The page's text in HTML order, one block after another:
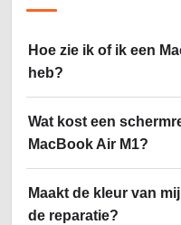
Hoe zie ik of ik een
heb?
Wat kost een
MacBook Air M1?
Maakt de kleur van
de reparatie?